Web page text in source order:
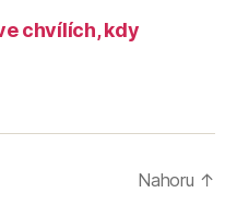
chvílích, kdy
Nahoru ↑